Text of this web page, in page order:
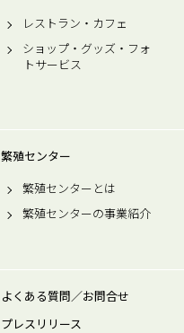
レストラン・カフェ
ショップ・グッズ・フォ
トサービス
繁殖センター
繁殖センターとは
繁殖センターの事業紹介
よくある質問／お問合せ
プレスリリース